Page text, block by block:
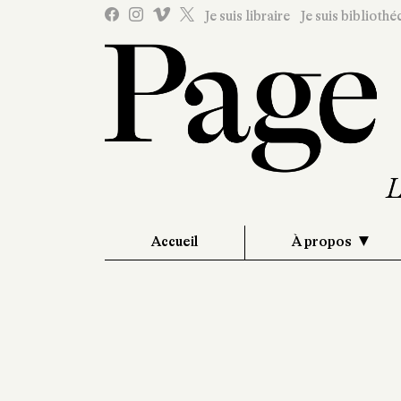
Je suis libraire Je suis
Accueil À propos